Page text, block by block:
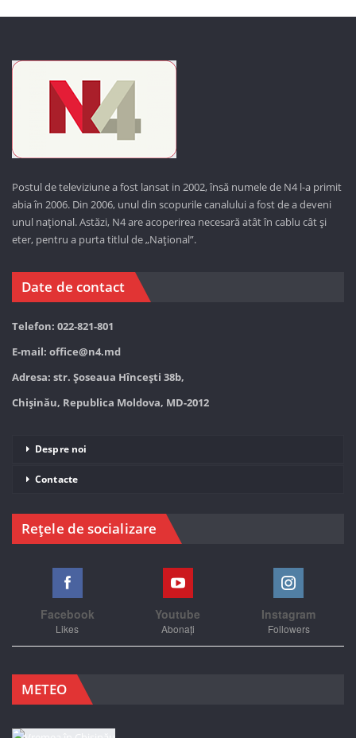
Postul de televiziune a fost lansat in 2002, însă numele de N4 l-a primit
abia în 2006. Din 2006, unul din scopurile canalului a fost de a deveni
unul național. Astăzi, N4 are acoperirea necesară atât în cablu cât și
eter, pentru a purta titlul de „Național”.
Date de contact
Telefon: 022-821-801
E-mail: office@n4.md
Adresa: str. Șoseaua Hînceşti 38b,
Chișinău, Republica Moldova, MD-2012
Despre noi
Contacte
Rețele de socializare
Facebook
Likes
Youtube
Abonați
Instagram
Followers
METEO